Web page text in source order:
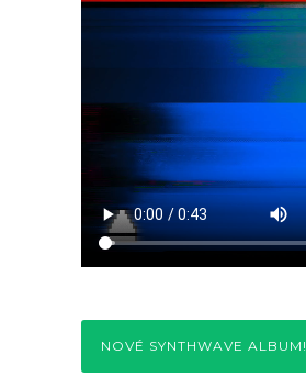
NOVÉ SYNTHWAVE ALBUM!